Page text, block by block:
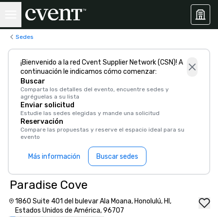
Sedes
¡Bienvenido a la red Cvent Supplier Network (CSN)! A
continuación le indicamos cómo comenzar:
Buscar
Comparta los detalles del evento, encuentre sedes y
agréguelas a su lista
Enviar solicitud
Estudie las sedes elegidas y mande una solicitud
Reservación
Compare las propuestas y reserve el espacio ideal para su
evento
Más información Buscar sedes
Paradise Cove
1860 Suite 401 del bulevar Ala Moana, Honolulú, HI,
Estados Unidos de América, 96707